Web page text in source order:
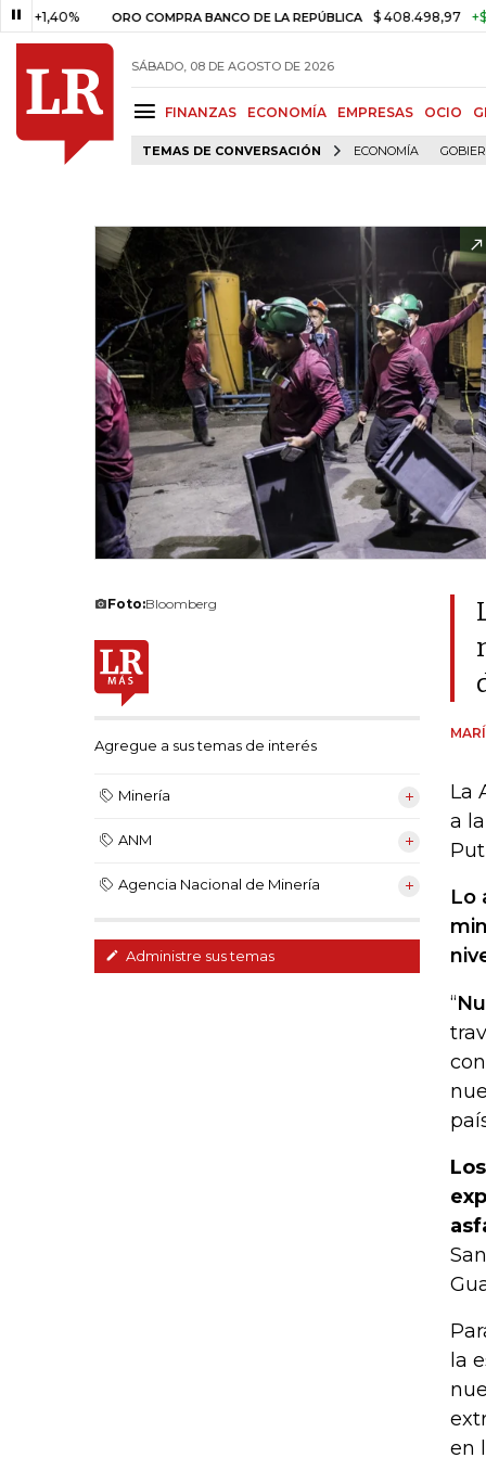
ORO COMPRA BANCO DE LA REPÚBLICA $ 408.498,97 +$
SÁBADO, 08 DE AGOSTO DE 2026
FINANZAS ECONOMÍA EMPRESAS OCIO
TEMAS DE CONVERSACIÓN ECONOMÍA
Foto:Bloomberg
Agregue a sus temas de interés
Minería
ANM
Agencia Nacional de Minería
Administre sus temas
La
a
Lo
“
la
en